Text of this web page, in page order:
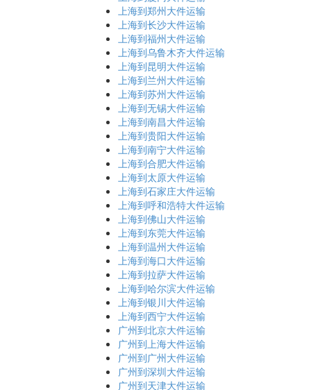
上海到郑州大件运输
上海到长沙大件运输
上海到福州大件运输
上海到乌鲁木齐大件运输
上海到昆明大件运输
上海到兰州大件运输
上海到苏州大件运输
上海到无锡大件运输
上海到南昌大件运输
上海到贵阳大件运输
上海到南宁大件运输
上海到合肥大件运输
上海到太原大件运输
上海到石家庄大件运输
上海到呼和浩特大件运输
上海到佛山大件运输
上海到东莞大件运输
上海到温州大件运输
上海到海口大件运输
上海到拉萨大件运输
上海到哈尔滨大件运输
上海到银川大件运输
上海到西宁大件运输
广州到北京大件运输
广州到上海大件运输
广州到广州大件运输
广州到深圳大件运输
广州到天津大件运输